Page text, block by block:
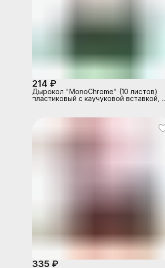
214 ₽
Дырокол "MonoChrome" (10 листов)
пластиковый с каучуковой вставкой, с
335 ₽